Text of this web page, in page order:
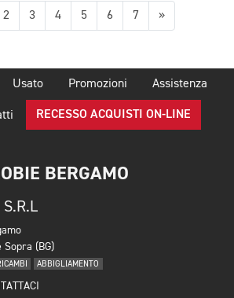
2 3 4 5 6 7 »Successiva
Usato Promozioni Assistenza
RECESSO ACQUISTI ON-LINE
BERGAMO
S.R.L
(BG)
ABBIGLIAMENTO